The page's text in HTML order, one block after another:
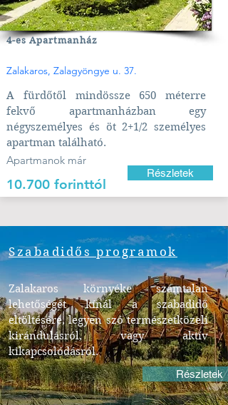
4-es Apartmanház
Zalakaros, Zalagyöngye u. 37.
A fürdőtől mindössze 650 méterre
fekvő apartmanházban egy
négyszemélyes és öt 2+1/2 személyes
apartman található.
Apartmanok már
10.700 forinttól
Részletek
Szabadidős programok
Zalakaros környéke számtalan
lehetőséget kínál a szabadidő
eltöltésére, legyen szó természetközeli
kirándulásról, vagy aktív
kikapcsolódásról.
Részletek